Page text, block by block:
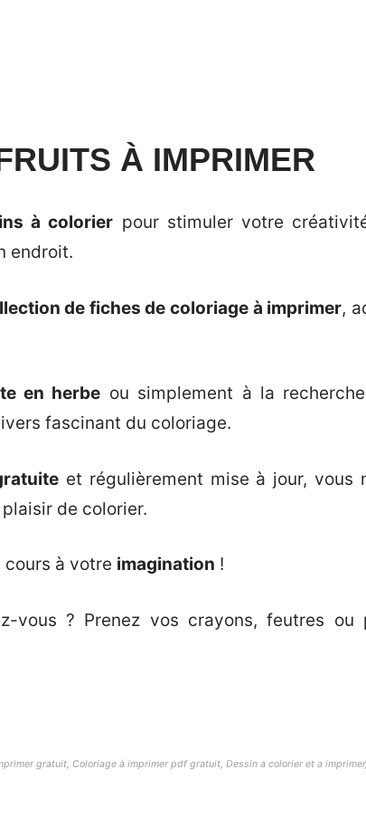
À IMPRIMER
à colorier pour stimuler votre
endroit.
de fiches de coloriage à imprimer,
en herbe ou simplement à la
fascinant du coloriage.
et régulièrement mise à jour, vous
de colorier.
à votre imagination !
vous ? Prenez vos crayons, feutres ou
gratuit, Coloriage à imprimer pdf gratuit, Dessin a colorier et a